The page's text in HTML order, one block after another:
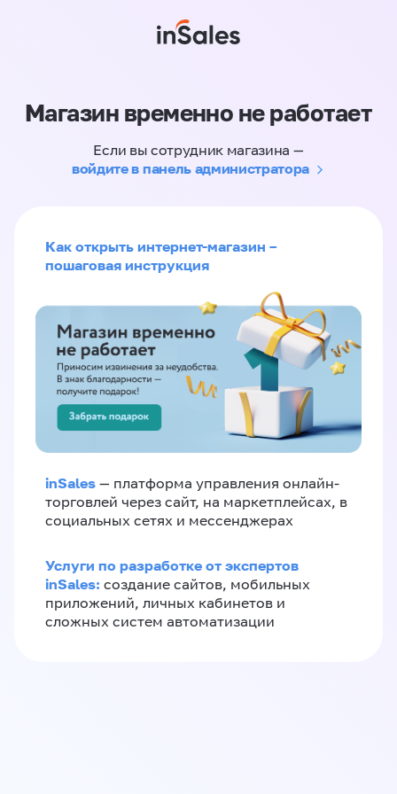
Магазин временно не работает
Если вы сотрудник магазина —
войдите в панель администратора
Как открыть интернет-магазин –
пошаговая инструкция
inSales — платформа управления онлайн-
торговлей через сайт, на маркетплейсах, в
социальных сетях и мессенджерах
Услуги по разработке от экспертов
inSales: создание сайтов, мобильных
приложений, личных кабинетов и
сложных систем автоматизации